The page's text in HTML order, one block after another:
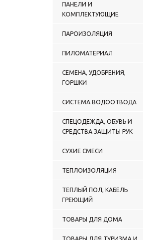
ПАНЕЛИ И
КОМПЛЕКТУЮЩИЕ
ПАРОИЗОЛЯЦИЯ
ПИЛОМАТЕРИАЛ
СЕМЕНА, УДОБРЕНИЯ,
ГОРШКИ
СИСТЕМА ВОДООТВОДА
СПЕЦОДЕЖДА, ОБУВЬ И
СРЕДСТВА ЗАЩИТЫ РУК
СУХИЕ СМЕСИ
ТЕПЛОИЗОЛЯЦИЯ
ТЕПЛЫЙ ПОЛ, КАБЕЛЬ
ГРЕЮЩИЙ
ТОВАРЫ ДЛЯ ДОМА
ТОВАРЫ ДЛЯ ТУРИЗМА И